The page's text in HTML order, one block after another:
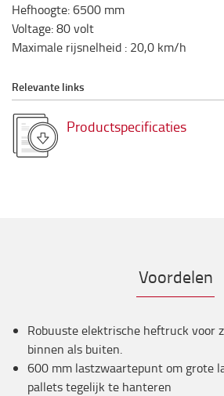
Hefhoogte:6500 mm
Voltage:80volt
Maximale rijsnelheid : 20,0 km/h
Relevante links
Productspecificaties
Voordelen
Robuuste elektrische heftruck voor
binnen als buiten.
600 mm lastzwaartepunt om grote
pallets tegelijk te hanteren